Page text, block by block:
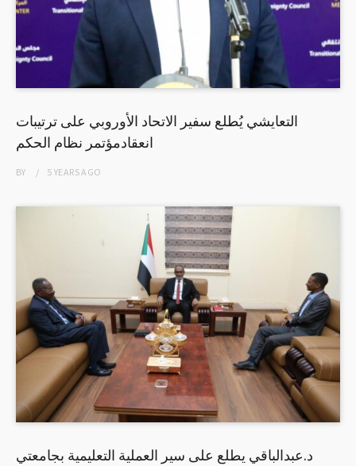
التعايشي يُطلع سفير الاتحاد الأوروبي على ترتيبات
انعقادمؤتمر نظام الحكم
BY 5 YEARSAGO
د.عبدالباقي يطلع على سير العملية التعليمية بجامعتي